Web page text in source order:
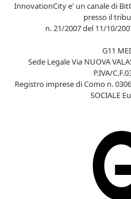
InnovationCity e' un canale di
presso il
n. 21/2007 del 11/10/
G11
Sede Legale Via NUOVA
P.IVA/
Registro imprese di Como n.
SOCIALE